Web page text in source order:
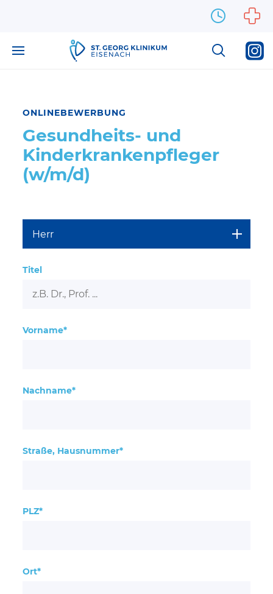
ONLINEBEWERBUNG
Gesundheits- und
Kinderkrankenpfleger
(w/m/d)
Titel
Vorname*
Nachname*
Straße, Hausnummer*
PLZ*
Ort*